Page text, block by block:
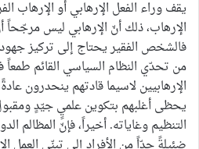
يقف وراء الفعل الإرهابي أو الإرهاب
الإرهاب، ذلك أنّ الإرهابي ليس
فالشخص الفقير يحتاج إلى تركيز
من تحدّي النظام السياسي القائم
الإرهابيين لاسيما قادتهم ينحدرون
يحظى أغلبهم بتكوين علميٍ جيّدٍ
التنظيم وغاياته. أخيراً، فإنّ المظالم